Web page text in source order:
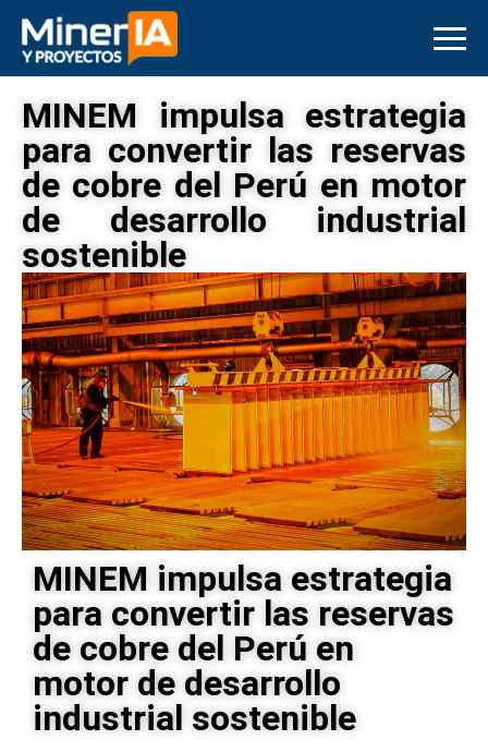
MINEM impulsa estrategia
para convertir las reservas
de cobre del Perú en motor
de desarrollo industrial
sostenible
MINEM impulsa estrategia
para convertir las reservas
de cobre del Perú en
motor de desarrollo
industrial sostenible